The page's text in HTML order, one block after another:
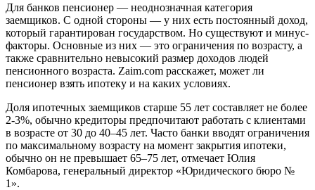
Для банков пенсионер — неоднозначная категория
заемщиков. С одной стороны — у них есть постоянный доход,
который гарантирован государством. Но существуют и минус-
факторы. Основные из них — это ограничения по возрасту, а
также сравнительно невысокий размер доходов людей
пенсионного возраста. Zaim.com расскажет, может ли
пенсионер взять ипотеку и на каких условиях.
Доля ипотечных заемщиков старше 55 лет составляет не более
2-3%, обычно кредиторы предпочитают работать с клиентами
в возрасте от 30 до 40–45 лет. Часто банки вводят ограничения
по максимальному возрасту на момент закрытия ипотеки,
обычно он не превышает 65–75 лет, отмечает Юлия
Комбарова, генеральный директор «Юридического бюро №
1».